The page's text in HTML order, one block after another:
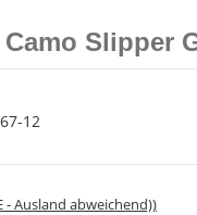
Slipper
12
- Ausland abweichend))